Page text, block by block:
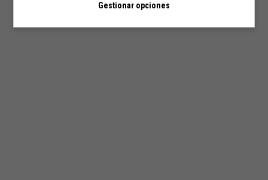
Gestionar opciones